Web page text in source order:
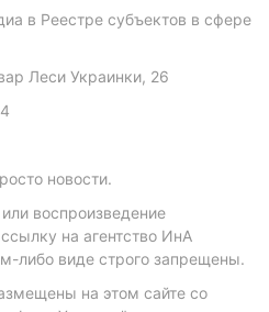
в Реестре субъектов в сфере
Леси Украинки, 26
новости.
воспроизведение
на агентство ИнА
либо виде строго запрещены.
на этом сайте со